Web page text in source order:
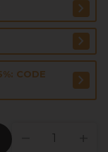
CODE